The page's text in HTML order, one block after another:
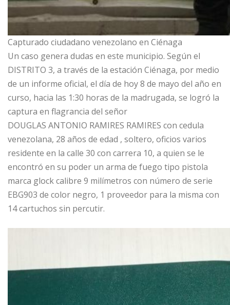
Capturado ciudadano venezolano en Ciénaga
Un caso genera dudas en este municipio. Según el
DISTRITO 3, a través de la estación Ciénaga, por medio
de un informe oficial, el día de hoy 8 de mayo del año en
curso, hacia las 1:30 horas de la madrugada, se logró la
captura en flagrancia del señor
DOUGLAS ANTONIO RAMIRES RAMIRES con cedula
venezolana, 28 años de edad , soltero, oficios varios
residente en la calle 30 con carrera 10, a quien se le
encontró en su poder un arma de fuego tipo pistola
marca glock calibre 9 milímetros con número de serie
EBG903 de color negro, 1 proveedor para la misma con
14 cartuchos sin percutir.